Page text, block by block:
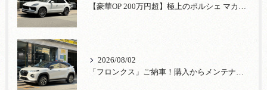
【豪華OP 200万円超】極上のポルシェ マカンが入荷！注目のオプション装備
2026/08/02
「フロンクス」ご納車！購入からメンテナンス・リコールまで！宮口自動車